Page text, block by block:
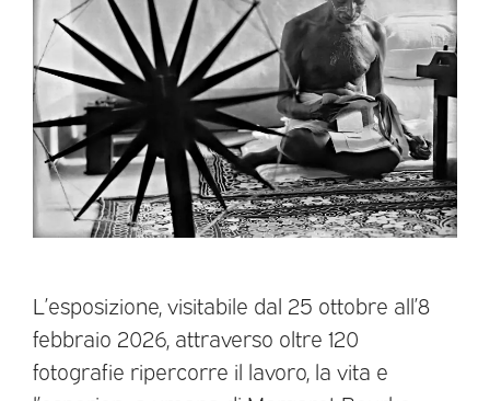
L’esposizione, visitabile dal 25 ottobre all’8
febbraio 2026, attraverso oltre 120
fotografie ripercorre il lavoro, la vita e